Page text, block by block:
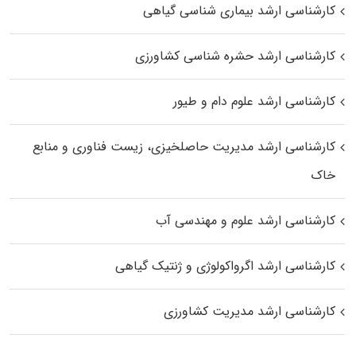
کارشناسی ارشد بیماری‌ شناسی گیاهی
کارشناسی ارشد حشره‌ شناسی کشاورزی
کارشناسی ارشد علوم دام و طیور
کارشناسی ارشد مدیریت حاصلخیزی، زیست فناوری و منابع
خاک
کارشناسی ارشد علوم و مهندسی آب
کارشناسی ارشد اگرواکولوژی و ژنتیک گیاهی
کارشناسی ارشد مدیریت کشاورزی